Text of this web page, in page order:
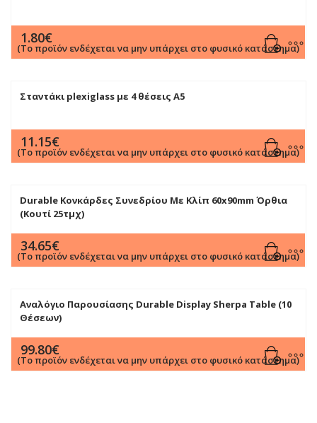
1.80€
(Το προϊόν ενδέχεται να μην υπάρχει στο φυσικό κατάστημα)
Σταντάκι plexiglass με 4 θέσεις Α5
11.15€
(Το προϊόν ενδέχεται να μην υπάρχει στο φυσικό κατάστημα)
Durable Κονκάρδες Συνεδρίου Με Κλίπ 60x90mm Όρθια
(Κουτί 25τμχ)
34.65€
(Το προϊόν ενδέχεται να μην υπάρχει στο φυσικό κατάστημα)
Αναλόγιο Παρουσίασης Durable Display Sherpa Table (10
Θέσεων)
99.80€
(Το προϊόν ενδέχεται να μην υπάρχει στο φυσικό κατάστημα)